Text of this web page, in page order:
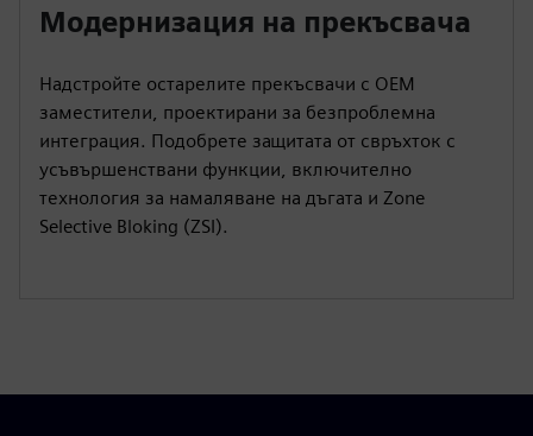
Модернизация на прекъсвача
Надстройте остарелите прекъсвачи с OEM
заместители, проектирани за безпроблемна
интеграция. Подобрете защитата от свръхток с
усъвършенствани функции, включително
технология за намаляване на дъгата и Zone
Selective Bloking (ZSI).